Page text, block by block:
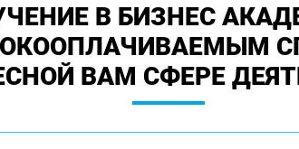
В БИЗНЕС
ВАМ СФЕРЕ